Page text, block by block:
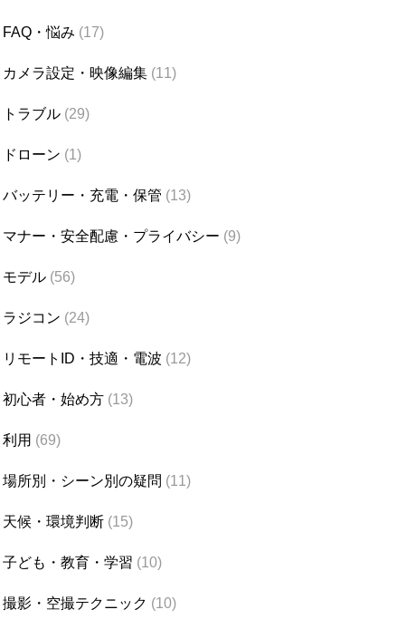
FAQ・悩み (17)
カメラ設定・映像編集 (11)
トラブル (29)
ドローン (1)
バッテリー・充電・保管 (13)
マナー・安全配慮・プライバシー (9)
モデル (56)
ラジコン (24)
リモートID・技適・電波 (12)
初心者・始め方 (13)
利用 (69)
場所別・シーン別の疑問 (11)
天候・環境判断 (15)
子ども・教育・学習 (10)
撮影・空撮テクニック (10)